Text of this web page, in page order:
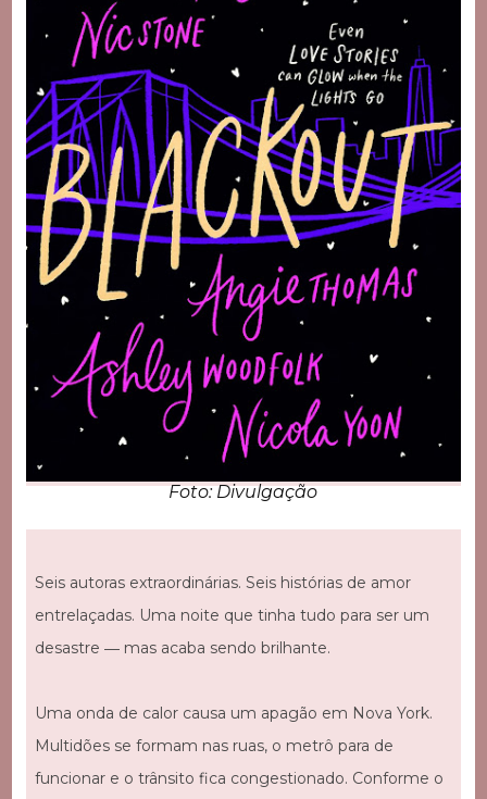
Foto: Divulgação
Seis autoras extraordinárias. Seis histórias de amor
entrelaçadas. Uma noite que tinha tudo para ser um
desastre ― mas acaba sendo brilhante.
Uma onda de calor causa um apagão em Nova York.
Multidões se formam nas ruas, o metrô para de
funcionar e o trânsito fica congestionado. Conforme o